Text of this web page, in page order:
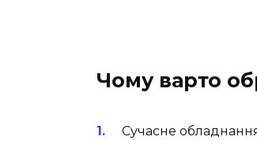
Чому варто
Сучасне